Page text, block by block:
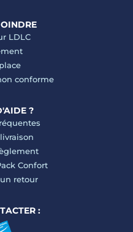
LDLC
conforme
?
Confort
retour
: